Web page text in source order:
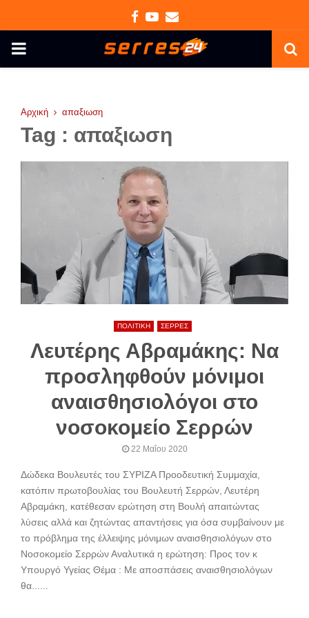
Facebook
Youtube
Email
PRIMARY
Αρχική απαξιωση
Tag : απαξιωση
ΠΟΛΙΤΙΚΗ ΣΕΡΡΕΣ
Λευτέρης Αβραμάκης: Να
προσληφθούν μόνιμοι
αναισθησιολόγοι στο
νοσοκομείο Σερρών
22 Μαΐου 2020
Δώδεκα Βουλευτές του ΣΥΡΙΖΑ Προοδευτική Συμμαχία,
κατόπιν πρωτοβουλίας του Βουλευτή Σερρών, Λευτέρη
Αβραμάκη, κατέθεσαν ερώτηση στη Βουλή απαιτώντας
λύσεις αλλά και ζητώντας απαντήσεις για όσα συμβαίνουν με
το πρόβλημα της έλλειψης μόνιμων αναισθησιολόγων στο
Νοσοκομείο Σερρών Αναλυτικά η ερώτηση: Προς τον κ
Υπουργό Υγείας Θέμα : Με αποσπάσεις αναισθησιολόγων
θα......